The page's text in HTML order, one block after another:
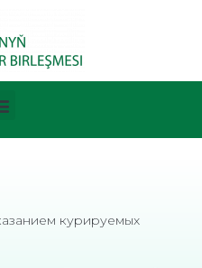
курируемых